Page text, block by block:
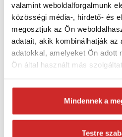
valamint weboldalforgalmunk
közösségi média-, hirdető- és
megosztjuk az Ön
adatait, akik kombinálhatják az
adatokkal, amelyeket Ön adott
Ön által használt más
Mindennek a
Testre
SVX Textil függeszték SZEM-2
50 675 Ft